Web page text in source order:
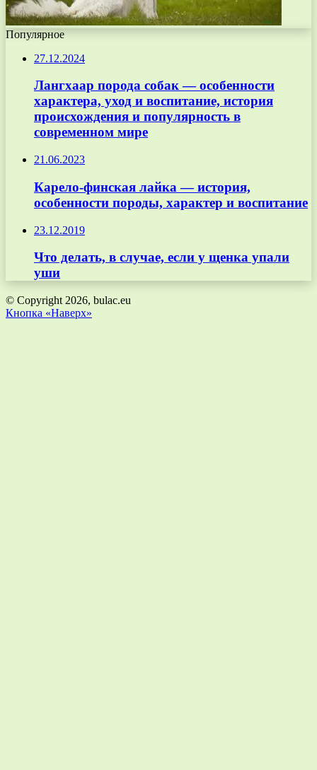
Популярное
27.12.2024
Лангхаар порода собак — особенности
характера, уход и воспитание, история
происхождения и популярность в
современном мире
21.06.2023
Карело-финская лайка — история,
особенности породы, характер и воспитание
23.12.2019
Что делать, в случае, если у щенка упали
уши
© Copyright 2026, bulac.eu
Кнопка «Наверх»